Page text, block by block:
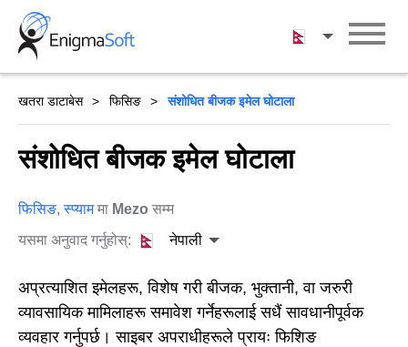
Skip
content
नेपाली
खतरा डाटाबेस फिसिङ संशोधित बीजक इमेल घोटाला
संशोधित बीजक इमेल घोटाला
फिसिङ,स्प्याममा Mezo सम्म
यसमा अनुवाद गर्नुहोस्:
नेपाली
अप्रत्याशित इमेलहरू, विशेष गरी बीजक, भुक्तानी, वा जरुरी
व्यावसायिक मामिलाहरू समावेश गर्नेहरूलाई सधैं सावधानीपूर्वक
व्यवहार गर्नुपर्छ। साइबर अपराधीहरूले प्रायः फिशिङ